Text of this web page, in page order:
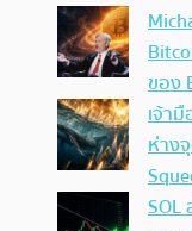
ของ
เจ้า
ห่าง